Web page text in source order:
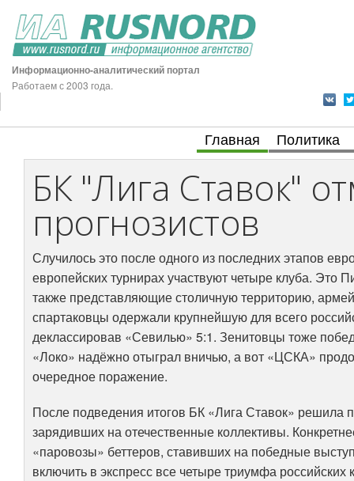
Информационно-аналитический портал
Работаем с 2003 года.
Главная Политика
БК "Лига Ставок"
прогнозистов
Случилось это после одного из последних этапов
европейских турнирах участвуют четыре клуба. Это
также представляющие столичную территорию,
спартаковцы одержали крупнейшую для всего
деклассировав «Севилью» 5:1. Зенитовцы тоже
«Локо» надёжно отыграл вничью, а вот «ЦСКА»
очередное поражение.
После подведения итогов БК «Лига Ставок» решила
зарядивших на отечественные коллективы.
«паровозы» беттеров, ставивших на победные
включить в экспресс все четыре триумфа